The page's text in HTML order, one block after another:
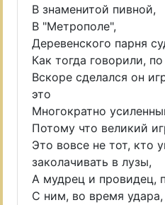
В знаменитой пивной,
В "Метрополе",
Деревенского парня
Как тогда говорили,
Вскоре сделался он
это
Многократно
Потому что великий
Это вовсе не тот, кто
заколачивать в лузы,
А мудрец и провидец,
С ним, во время